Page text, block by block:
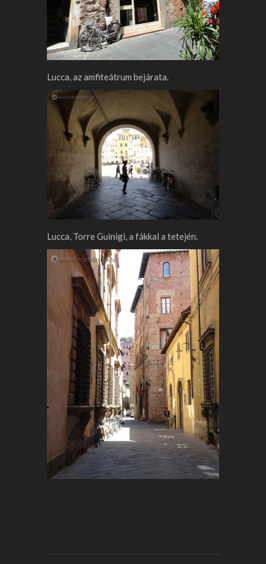
Lucca, az amfiteátrum bejárata.
Lucca, Torre Guinigi, a fákkal a tetején.